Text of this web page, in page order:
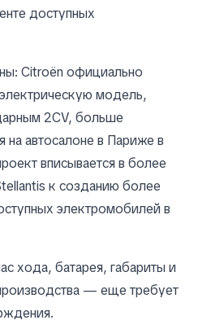
доступных
Citroën официально
модель,
2CV, больше
на автосалоне в Париже в
вписывается в более
к созданию более
электромобилей в
хода, батарея, габариты и
— еще требует